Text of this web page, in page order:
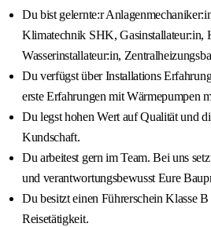
Du bist gelernte:r
Klimatechnik SHK, Gasinstallateur:in,
Wasserinstallateur:in,
Du verfügst über Installations
erste Erfahrungen mit Wärmepumpen
Du legst hohen Wert auf Qualität und
Kundschaft.
Du arbeitest gern im Team. Bei uns
und verantwortungsbewusst Eure
Du besitzt einen Führerschein Klasse
Reisetätigkeit.